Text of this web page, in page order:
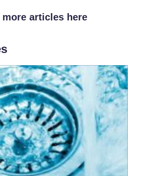
more articles here